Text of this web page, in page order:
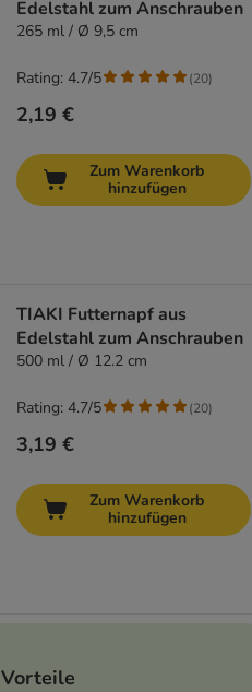
Edelstahl zum Anschrauben
265 ml / Ø 9,5 cm
2,19 €
Rating: 4.7/5 (20)
Zum Warenkorb
hinzufügen
TIAKI Futternapf aus
Edelstahl zum Anschrauben
500 ml / Ø 12.2 cm
3,19 €
Rating: 4.7/5 (20)
Zum Warenkorb
hinzufügen